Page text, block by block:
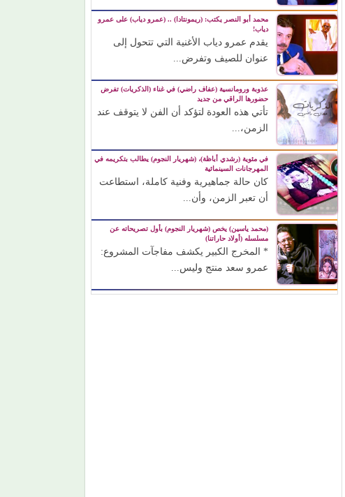
محمد أبو النصر يكتب: (ريمونتادا) .. (عمرو دياب) على عمرو
دياب!
يقدم عمرو دياب الأغنية التي تتحول إلى
عنوان للصيف وتفرض...
عذوبة ورومانسية (عفاف راضي) في غناء (الذكريات) تفرض
حضورها الراقي من جديد
تأتي هذه العودة لتؤكد أن الفن لا يتوقف عند
الزمن،...
في مئوية (رشدي أباظة)، (شهريار النجوم) يطالب بتكريمه في
المهرجانات السينمائية
كان حالة جماهيرية وفنية كاملة، استطاعت
أن تعبر الزمن، وأن...
(محمد ياسين) يخص (شهريار النجوم) بأول تصريحاته عن
مسلسله (أولاد حاراتنا)
* المخرج الكبير يكشف مفاجآت المشروع:
عمرو سعد منتج وليس...